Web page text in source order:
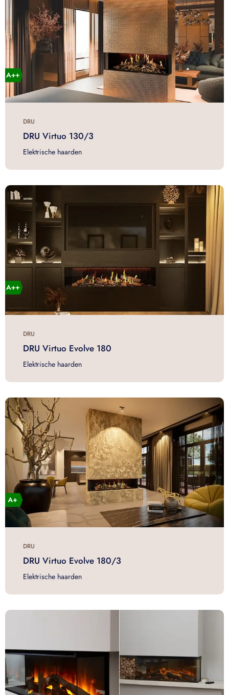
DRU
DRU Virtuo 130/3
Elektrische haarden
DRU
DRU Virtuo Evolve 180
Elektrische haarden
DRU
DRU Virtuo Evolve 180/3
Elektrische haarden